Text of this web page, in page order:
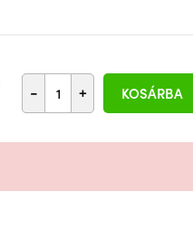
- + KOSÁRBA